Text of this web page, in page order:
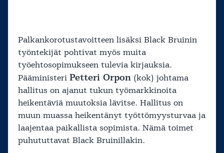
Palkankorotustavoitteen lisäksi Black Bruinin
työntekijät pohtivat myös muita
työehtosopimukseen tulevia kirjauksia.
Pääministeri Petteri Orpon (kok) johtama
hallitus on ajanut tukun työmarkkinoita
heikentäviä muutoksia lävitse. Hallitus on
muun muassa heikentänyt työttömyysturvaa ja
laajentaa paikallista sopimista. Nämä toimet
puhututtavat Black Bruinillakin.